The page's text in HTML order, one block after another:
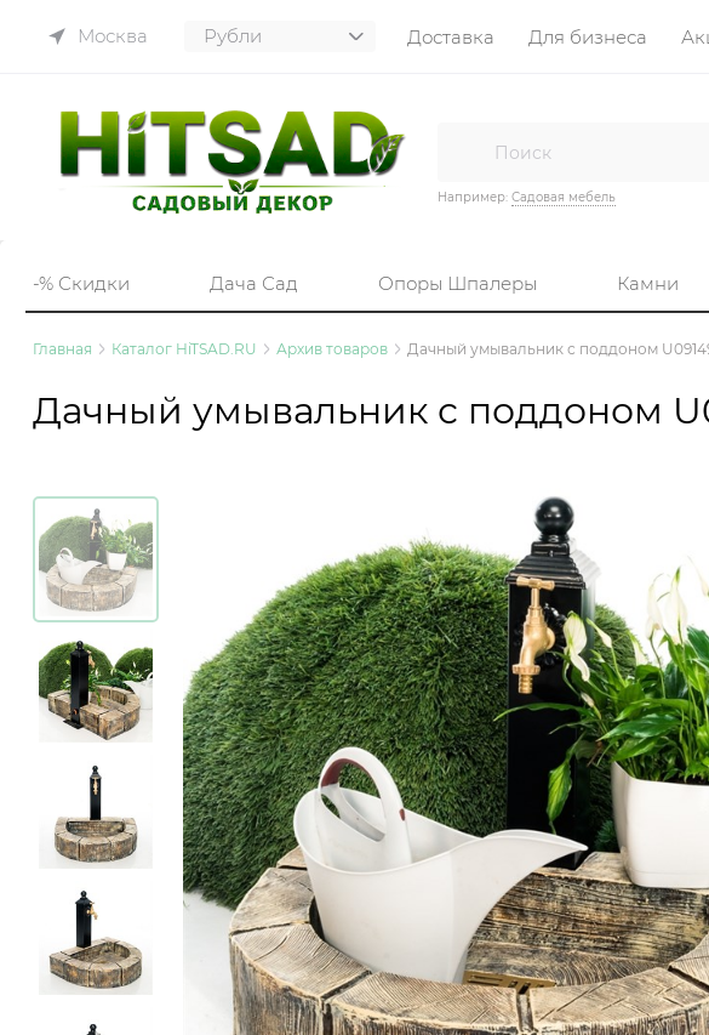
Москва Доставка Для бизнеса
Например: Садовая мебель
-% Скидки Дача Сад Опоры Шпалеры Камни
Главная Каталог HiTSAD.RU Архив товаров Дачный умывальник с поддоном
Дачный умывальник с поддоном